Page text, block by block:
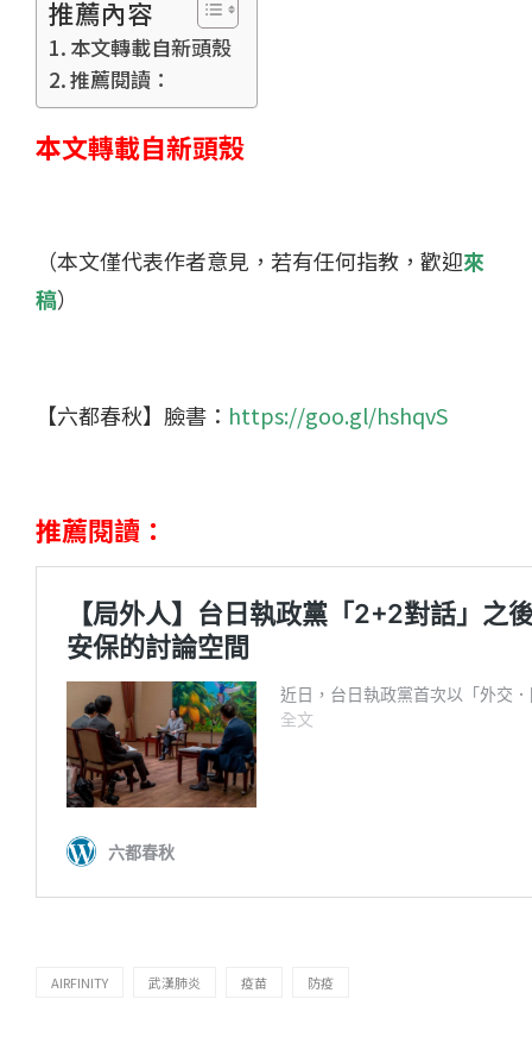
推薦內容
本文轉載自新頭殼
推薦閱讀：
本文轉載自新頭殼
（本文僅代表作者意見，若有任何指教，歡迎來
稿）
【六都春秋】臉書： https://goo.gl/hshqvS
推薦閱讀：
AIRFINITY 武漢肺炎 疫苗 防疫